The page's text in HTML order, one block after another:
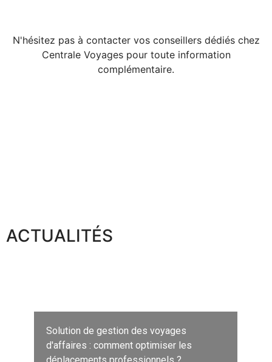
N'hésitez pas à contacter vos conseillers dédiés chez
Centrale Voyages pour toute information
complémentaire.
ACTUALITÉS
Solution de gestion des voyages
d'affaires : comment optimiser les